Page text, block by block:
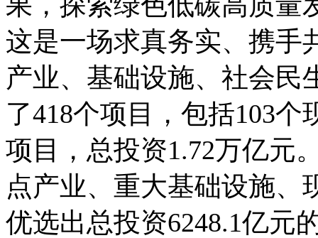
这是一场求真务实、携手
产业、基础设施、社会民
了418个项目，包括103
项目，总投资1.72万亿元
点产业、重大基础设施、
优选出总投资6248.1亿元